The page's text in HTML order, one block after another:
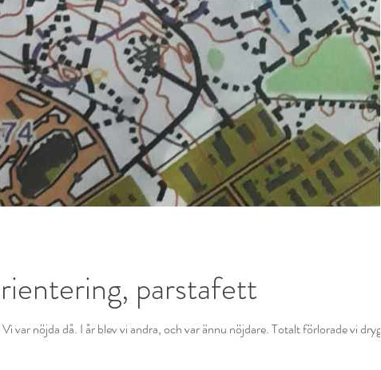
parstafett
var nöjda då. I år blev vi andra, och var ännu nöjdare. Totalt förlorade vi drygt